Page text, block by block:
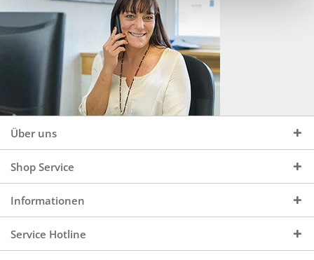
Über uns
Shop Service
Informationen
Service Hotline